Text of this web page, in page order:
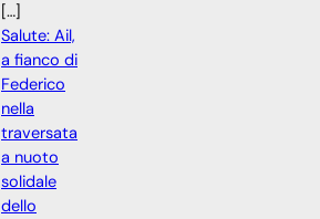
[…]
Salute: Ail,
a fianco di
Federico
nella
traversata
a nuoto
solidale
dello